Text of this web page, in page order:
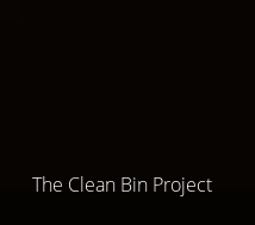
The Clean Bin Project